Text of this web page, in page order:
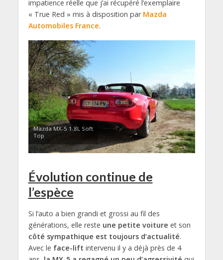
impatience réelle que j’ai récupéré l’exemplaire
« True Red » mis à disposition par Mazda
Automobiles France.
Mazda MX-5 1.8L Soft
Top
Évolution continue de
l’espèce
Si l’auto a bien grandi et grossi au fil des
générations, elle reste une petite voiture et son
côté sympathique est toujours d’actualité.
Avec le face-lift intervenu il y a déjà près de 4